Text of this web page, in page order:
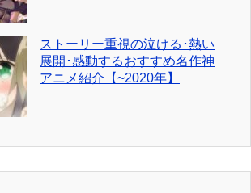
ストーリー重視の泣ける･熱い
展開･感動するおすすめ名作神
アニメ紹介【~2020年】